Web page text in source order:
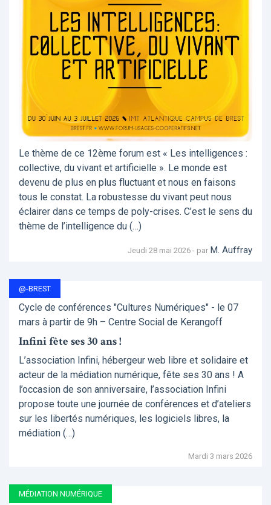
Le thème de ce 12ème forum est « Les intelligences :
collective, du vivant et artificielle ». Le monde est
devenu de plus en plus fluctuant et nous en faisons
tous le constat. La robustesse du vivant peut nous
éclairer dans ce temps de poly-crises. C’est le sens du
thème de l’intelligence du (…)
Jeudi 28 mai 2026 - par M. Auffray
@-BREST
Cycle de conférences "Cultures Numériques" - le 07
mars à partir de 9h – Centre Social de Kerangoff
Infini fête ses 30 ans !
L’association Infini, hébergeur web libre et solidaire et
acteur de la médiation numérique, fête ses 30 ans ! A
l’occasion de son anniversaire, l’association Infini
propose toute une journée de conférences et d’ateliers
sur les libertés numériques, les logiciels libres, la
médiation (…)
Mardi 3 mars 2026
MÉDIATION NUMÉRIQUE